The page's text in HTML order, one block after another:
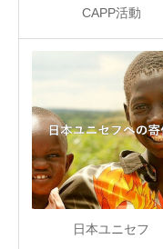
CAPP活動
日本ユニセフ